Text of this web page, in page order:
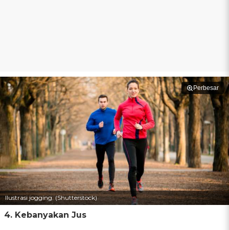
Perbesar
Ilustrasi jogging. (Shutterstock)
4. Kebanyakan Jus